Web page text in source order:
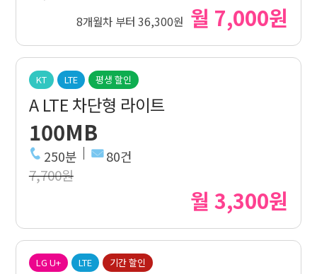
8개월차 부터 36,300원 월 7,000원
KT LTE 평생 할인
A LTE 차단형 라이트
100MB
250분 80건
7,700원
월 3,300원
LG U+ LTE 기간 할인